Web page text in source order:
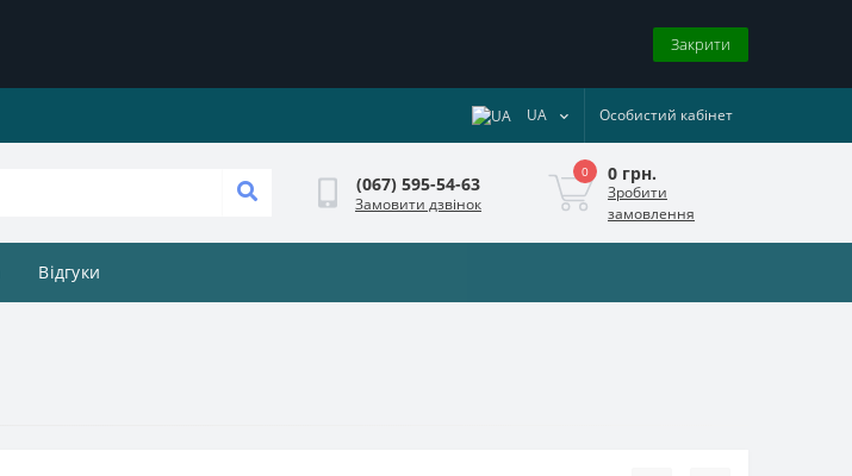
Закрити
UA Особистий кабінет
(067) 595-54-63
Замовити дзвінок
0 0 грн.
Зробити
замовлення
Відгуки